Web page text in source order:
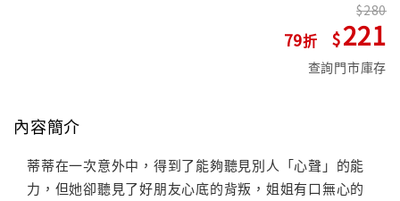
79
280
221
查詢門市庫存
內容簡介
蒂蒂在一次意外中，得到了能夠聽見別人「心聲」的能
力，但她卻聽見了好朋友心底的背叛，姐姐有口無心的